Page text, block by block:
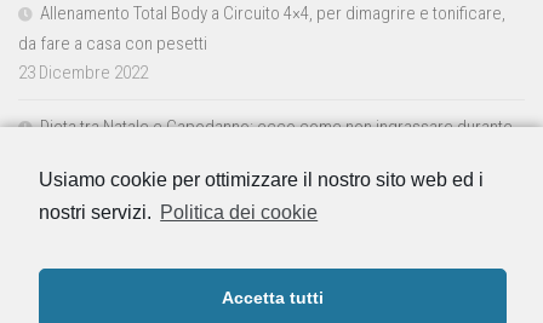
Usiamo cookie per ottimizzare il nostro sito web ed i
nostri servizi. Politica dei cookie
Accetta tutti
Allenamento Total Body a Circuito 4×4, per dimagrire e tonificare,
da fare a casa con pesetti
23 Dicembre 2022
Dieta tra Natale e Capodanno: ecco come non ingrassare durante
23 Dicembre 2022